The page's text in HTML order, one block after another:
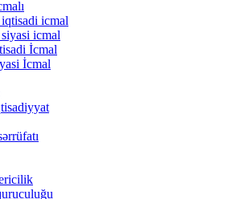
icmal
icmal
İcmal
İcmal